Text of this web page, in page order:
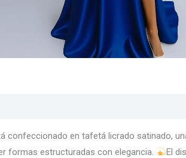
confeccionado en tafetá licrado satinado,
formas estructuradas con elegancia.
El